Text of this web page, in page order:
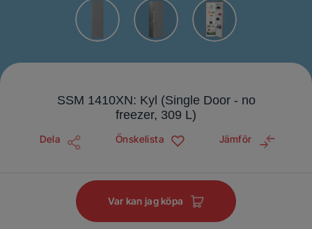
SSM 1410XN: Kyl (Single Door - no
freezer, 309 L)
Dela Önskelista Jämför
Var kan jag köpa